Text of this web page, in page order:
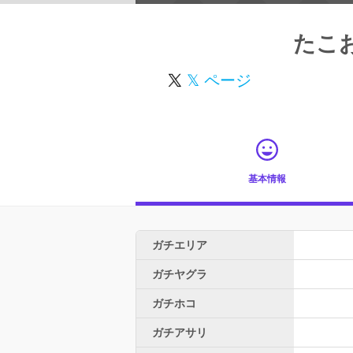
たこ
𝕏 ページ
基本情報
ガチエリア
ガチヤグラ
ガチホコ
ガチアサリ